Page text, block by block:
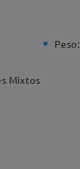
Peso:
Mixtos